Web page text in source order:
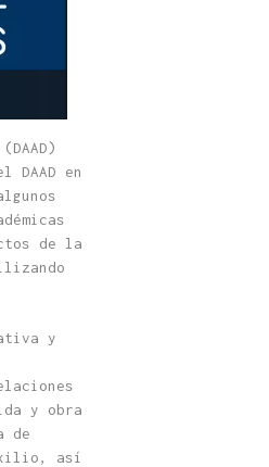
en
de la
y
y obra
de
así